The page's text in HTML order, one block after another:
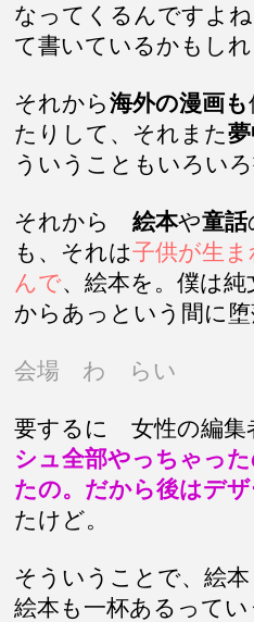
なってくるんですよ
て書いているかもし
それから海外の漫画も
たりして、それまた
ういうこともいろい
それから 絵本や童話
も、それは子供が生
んで、絵本を。僕は
からあっという間に
会場 わ らい
要するに 女性の編集
シュ全部やっちゃっ
たの。だから後はデ
たけど。
そういうことで、絵
絵本も一杯あるって